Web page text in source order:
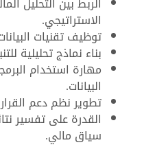
الاستراتيجي.
توظيف تقنيات
بناء نماذج تحليلية
مهارة استخدام
البيانات.
تطوير نظم دعم
القدرة على تفسير
سياق مالي.